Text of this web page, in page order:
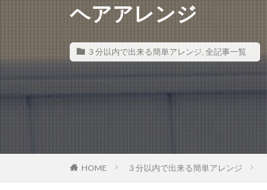
ヘアアレンジ
３分以内で出来る簡単アレンジ, 全記事一覧
HOME ３分以内で出来る簡単アレンジ